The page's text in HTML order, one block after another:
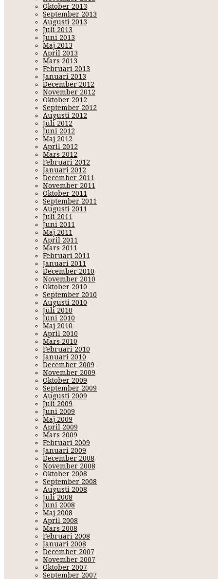
Oktober 2013
September 2013
Augusti 2013
Juli 2013
Juni 2013
Maj 2013
April 2013
Mars 2013
Februari 2013
Januari 2013
December 2012
November 2012
Oktober 2012
September 2012
Augusti 2012
Juli 2012
Juni 2012
Maj 2012
April 2012
Mars 2012
Februari 2012
Januari 2012
December 2011
November 2011
Oktober 2011
September 2011
Augusti 2011
Juli 2011
Juni 2011
Maj 2011
April 2011
Mars 2011
Februari 2011
Januari 2011
December 2010
November 2010
Oktober 2010
September 2010
Augusti 2010
Juli 2010
Juni 2010
Maj 2010
April 2010
Mars 2010
Februari 2010
Januari 2010
December 2009
November 2009
Oktober 2009
September 2009
Augusti 2009
Juli 2009
Juni 2009
Maj 2009
April 2009
Mars 2009
Februari 2009
Januari 2009
December 2008
November 2008
Oktober 2008
September 2008
Augusti 2008
Juli 2008
Juni 2008
Maj 2008
April 2008
Mars 2008
Februari 2008
Januari 2008
December 2007
November 2007
Oktober 2007
September 2007